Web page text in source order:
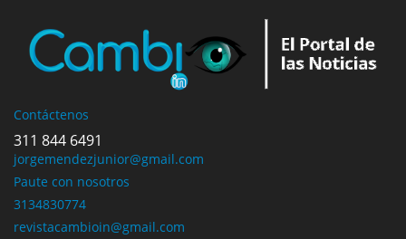
Contáctenos
311 844 6491
jorgemendezjunior@gmail.com
Paute con nosotros
3134830774
revistacambioin@gmail.com